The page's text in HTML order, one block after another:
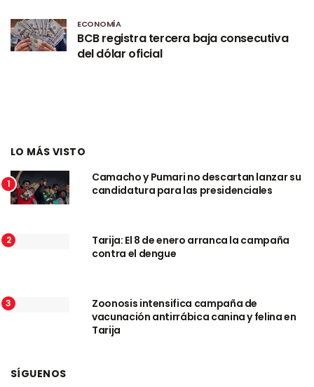
ECONOMÍA
BCB registra tercera baja consecutiva
del dólar oficial
LO MÁS VISTO
1
Camacho y Pumari no descartan lanzar su
candidatura para las presidenciales
2
Tarija: El 8 de enero arranca la campaña
contra el dengue
3
Zoonosis intensifica campaña de
vacunación antirrábica canina y felina en
Tarija
SÍGUENOS